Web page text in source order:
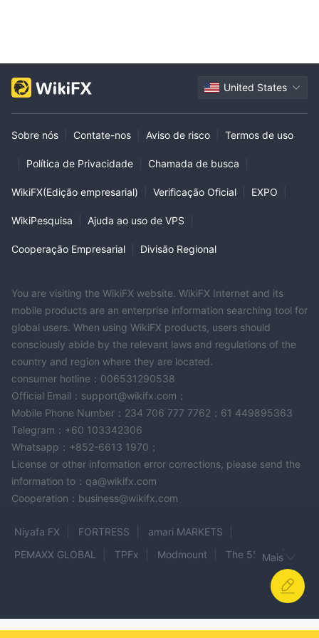
United States
Sobre nós Contate-nos Aviso de risco Termos de uso
Política de Privacidade Chamada de busca
WikiFX(Edição empresarial) Verificação Oficial EXPO
WikiPesquisa Ajuda ao uso de VPS
Cooperação Empresarial Divisão Regional
You are visiting the WikiFX website. WikiFX Internet and its
mobile products are an enterprise information searching tool for
global users. When using WikiFX products, users should
consciously abide by the relevant laws and regulations of the
country and region where they are located.
consumer hotline：006531290538
Official Email：support@wikifx.com；
Mobile Phone Number：234 706 777 7762；61 449895363
Telegram：+60 103342306
Whatsapp：+852-6613 1970；
License or other information error corrections, please send the
information to：qa@wikifx.com
Cooperation：business@wikifx.com
Niyafa FX FORTRESS
amari MARKETS
PEMAXX GLOBAL
TPFx Modmount
The 5%ers
AUSPRIME
equidity FUTURE FX Munir Khanani
Mais